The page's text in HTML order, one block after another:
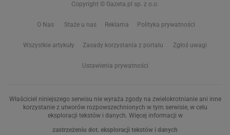
Copyright © Gazeta.pl sp. z o.o.
O Nas Staże u nas Reklama Polityka prywatności
Wszystkie artykuły Zasady korzystania z portalu Zgłoś uwagi
Ustawienia prywatności
Właściciel niniejszego serwisu nie wyraża zgody na zwielokrotnianie ani inne
korzystanie z utworów rozpowszechnionych w tym serwisie, w celu
eksploracji tekstów i danych. Więcej informacji w
zastrzeżeniu dot. eksploracji tekstów i danych